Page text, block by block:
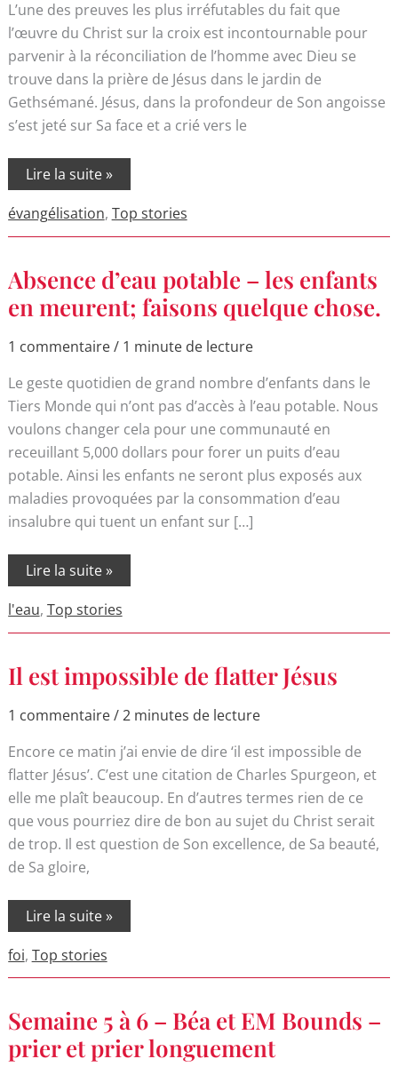
L’une des preuves les plus irréfutables du fait que
l’œuvre du Christ sur la croix est incontournable pour
parvenir à la réconciliation de l’homme avec Dieu se
trouve dans la prière de Jésus dans le jardin de
Gethsémané. Jésus, dans la profondeur de Son angoisse
s’est jeté sur Sa face et a crié vers le
Lire la suite »
évangélisation, Top stories
Absence d’eau potable – les enfants
en meurent; faisons quelque chose.
1 commentaire/ 1 minute de lecture
Le geste quotidien de grand nombre d’enfants dans le
Tiers Monde qui n’ont pas d’accès à l’eau potable. Nous
voulons changer cela pour une communauté en
receuillant 5,000 dollars pour forer un puits d’eau
potable. Ainsi les enfants ne seront plus exposés aux
maladies provoquées par la consommation d’eau
insalubre qui tuent un enfant sur […]
Absence
d’eau
potable
–
enfants
en
faisons
quelque
chose.
Lire la suite »
l'eau, Top stories
Il est impossible de flatter Jésus
1 commentaire/2 minutes de lecture
Encore ce matin j’ai envie de dire ‘il est impossible de
flatter Jésus’. C’est une citation de Charles Spurgeon, et
elle me plaît beaucoup. En d’autres termes rien de ce
que vous pourriez dire de bon au sujet du Christ serait
de trop. Il est question de Son excellence, de Sa beauté,
de Sa gloire,
est
impossible
de
flatter
Lire la suite »
foi, Top stories
Semaine 5 à 6 – Béa et EM Bounds –
prier et prier longuement
Semaine
5
à
6